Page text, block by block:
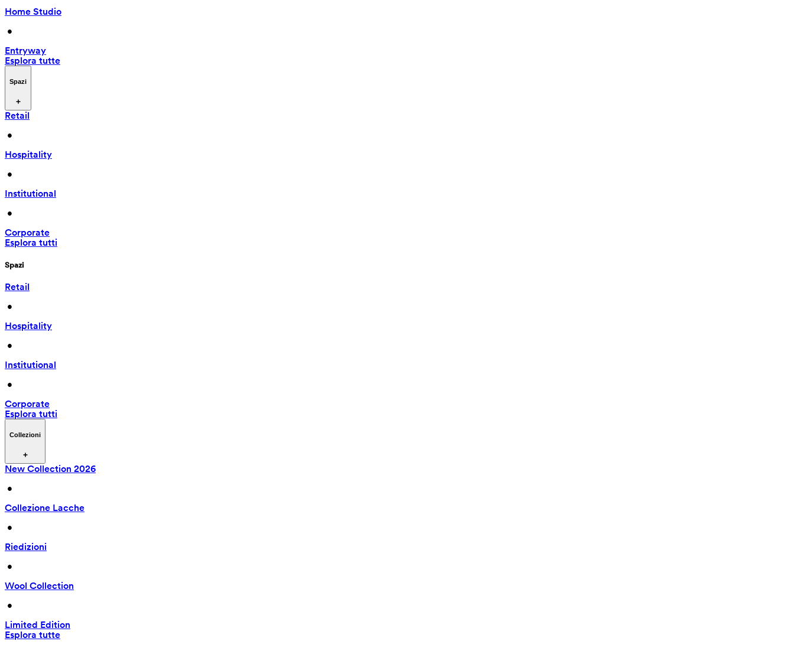
Home Studio
•
Entryway
Esplora tutte
Spazi
Retail
•
Hospitality
•
Institutional
•
Corporate
Esplora tutti
Spazi
Retail
•
Hospitality
•
Institutional
•
Corporate
Esplora tutti
Collezioni
New Collection 2026
•
Collezione Lacche
•
Riedizioni
•
Wool Collection
•
Limited Edition
Esplora tutte